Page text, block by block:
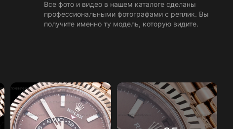
Все фото и видео в нашем каталоге сделаны
профессиональными фотографами с реплик. Вы
получите именно ту модель, которую видите.